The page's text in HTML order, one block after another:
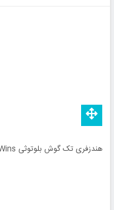
هندزفری تک گوش بلوتوثی ivy Wins مدل F8 - مشکی